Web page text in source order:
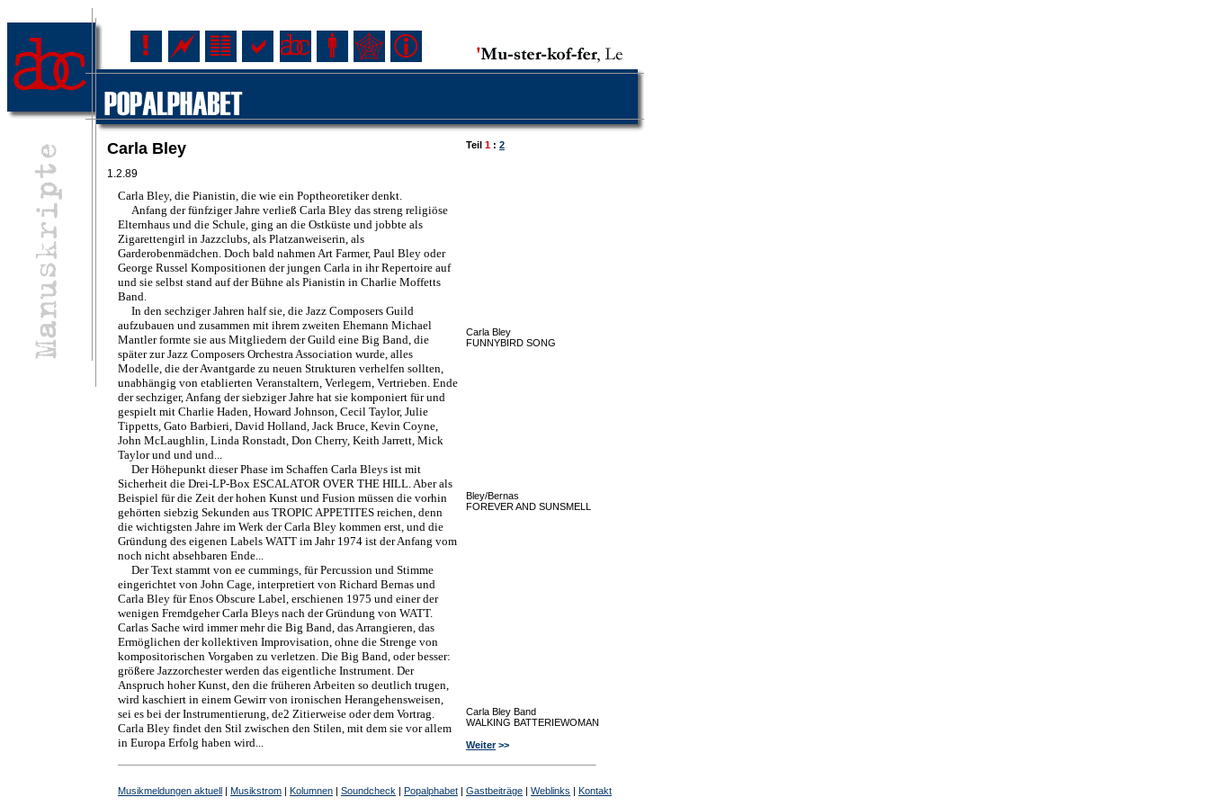
Carla Bley Teil 1 : 2
1.2.89
Carla Bley, die Pianistin, die wie ein Poptheoretiker denkt.
Anfang der fünfziger Jahre verließ Carla Bley das streng religiöse
Elternhaus und die Schule, ging an die Ostküste und jobbte als
Zigarettengirl in Jazzclubs, als Platzanweiserin, als
Garderobenmädchen. Doch bald nahmen Art Farmer, Paul Bley oder
George Russel Kompositionen der jungen Carla in ihr Repertoire auf
und sie selbst stand auf der Bühne als Pianistin in Charlie Moffetts
Band.
In den sechziger Jahren half sie, die Jazz Composers Guild
aufzubauen und zusammen mit ihrem zweiten Ehemann Michael
Mantler formte sie aus Mitgliedern der Guild eine Big Band, die
später zur Jazz Composers Orchestra Association wurde, alles
Modelle, die der Avantgarde zu neuen Strukturen verhelfen sollten,
unabhängig von etablierten Veranstaltern, Verlegern, Vertrieben. Ende
der sechziger, Anfang der siebziger Jahre hat sie komponiert für und
gespielt mit Charlie Haden, Howard Johnson, Cecil Taylor, Julie
Tippetts, Gato Barbieri, David Holland, Jack Bruce, Kevin Coyne,
John McLaughlin, Linda Ronstadt, Don Cherry, Keith Jarrett, Mick
Taylor und und und...
Der Höhepunkt dieser Phase im Schaffen Carla Bleys ist mit
Sicherheit die Drei-LP-Box ESCALATOR OVER THE HILL. Aber als
Beispiel für die Zeit der hohen Kunst und Fusion müssen die vorhin
gehörten siebzig Sekunden aus TROPIC APPETITES reichen, denn
die wichtigsten Jahre im Werk der Carla Bley kommen erst, und die
Gründung des eigenen Labels WATT im Jahr 1974 ist der Anfang vom
noch nicht absehbaren Ende...
Der Text stammt von ee cummings, für Percussion und Stimme
eingerichtet von John Cage, interpretiert von Richard Bernas und
Carla Bley für Enos Obscure Label, erschienen 1975 und einer der
wenigen Fremdgeher Carla Bleys nach der Gründung von WATT.
Carlas Sache wird immer mehr die Big Band, das Arrangieren, das
Ermöglichen der kollektiven Improvisation, ohne die Strenge von
kompositorischen Vorgaben zu verletzen. Die Big Band, oder besser:
größere Jazzorchester werden das eigentliche Instrument. Der
Anspruch hoher Kunst, den die früheren Arbeiten so deutlich trugen,
wird kaschiert in einem Gewirr von ironischen Herangehensweisen,
sei es bei der Instrumentierung, de2 Zitierweise oder dem Vortrag.
Carla Bley findet den Stil zwischen den Stilen, mit dem sie vor allem
in Europa Erfolg haben wird...
Carla Bley
FUNNYBIRD SONG
Bley/Bernas
FOREVER AND SUNSMELL
Carla Bley Band
WALKING BATTERIEWOMAN
Weiter>>
Musikmeldungen aktuell | Musikstrom | Kolumnen | Soundcheck | Popalphabet | Gastbeiträge | Weblinks | Kontakt